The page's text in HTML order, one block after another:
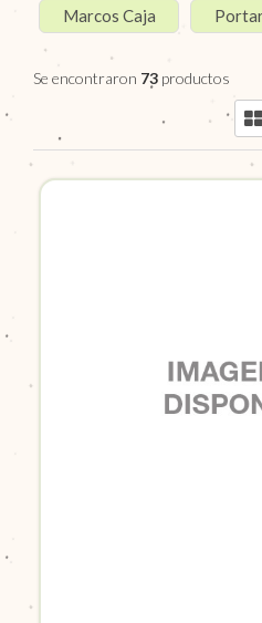
Marcos Caja
Se encontraron 73 productos